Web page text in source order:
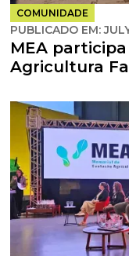
COMUNIDADE
PUBLICADO EM:
MEA
Agricultura